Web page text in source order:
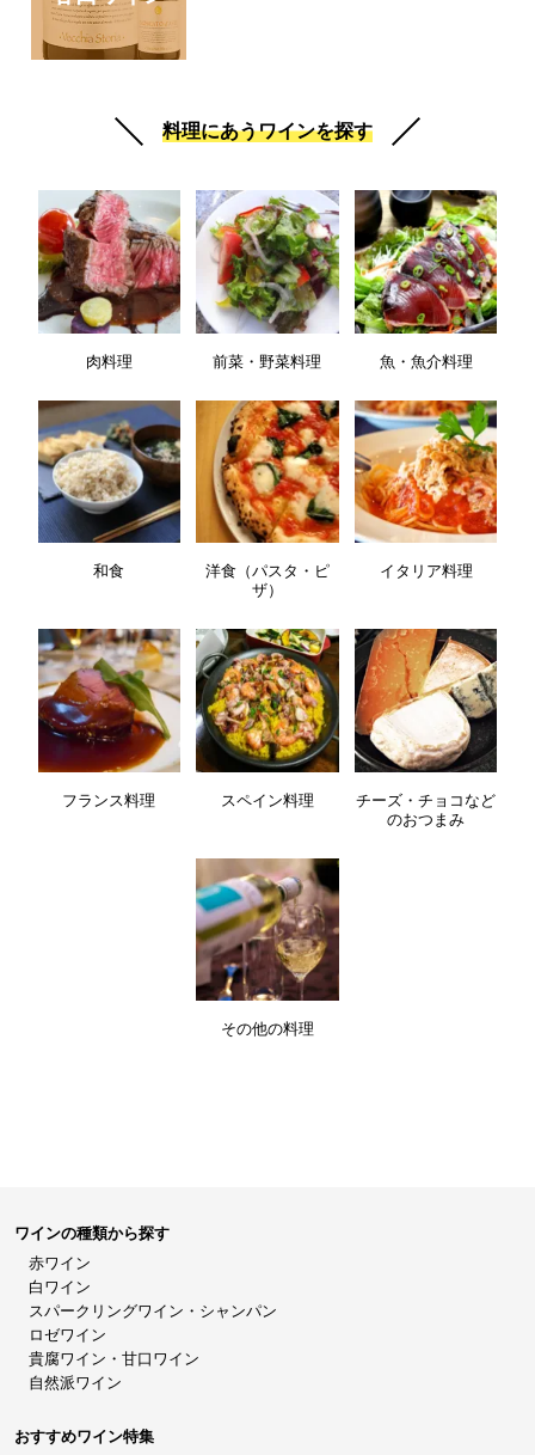
料理にあうワインを探す
肉料理 前菜・野菜料理 魚・魚介料理
和食
洋食（パスタ・ピ
ザ）
イタリア料理
フランス料理 スペイン料理
チーズ・チョコなど
のおつまみ
その他の料理
ワインの種類から探す
赤ワイン
白ワイン
スパークリングワイン・シャンパン
ロゼワイン
貴腐ワイン・甘口ワイン
自然派ワイン
おすすめワイン特集